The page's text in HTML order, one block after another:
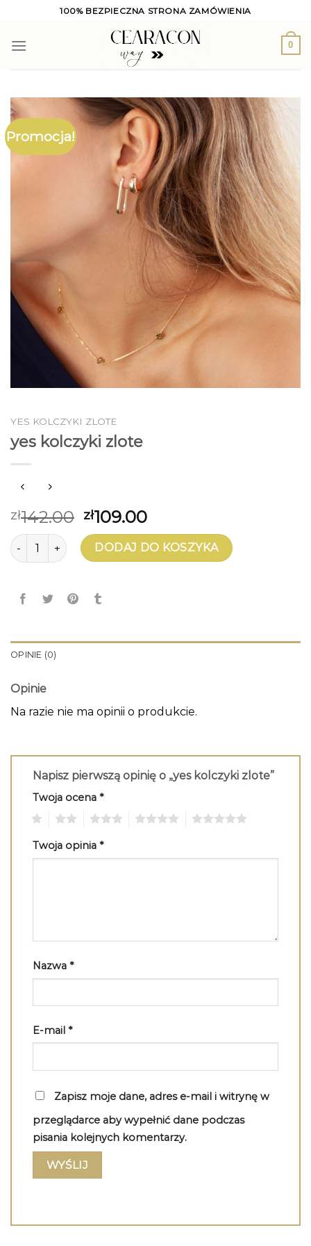
content
100% BEZPIECZNA STRONA ZAMÓWIENIA
0
Promocja!
YES KOLCZYKI ZLOTE
yes kolczyki zlote
zł142.00 zł109.00
ilość yes kolczyki zloteDODAJ DO KOSZYKA
OPINIE (0)
Opinie
Na razie nie ma opinii o produkcie.
Napisz pierwszą opinię o „yes kolczyki zlote”
Twoja ocena *
Twoja opinia *
Nazwa *
E-mail *
Zapisz moje dane, adres e-mail i witrynę w
przeglądarce aby wypełnić dane podczas
pisania kolejnych komentarzy.